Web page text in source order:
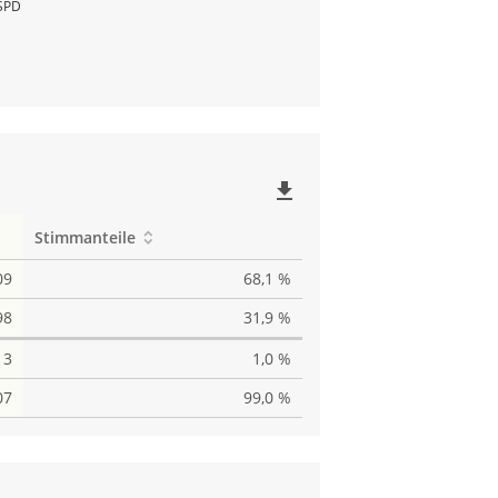
file_download
Stimmanteile
68,1 %
31,9 %
3
1,0 %
99,0 %